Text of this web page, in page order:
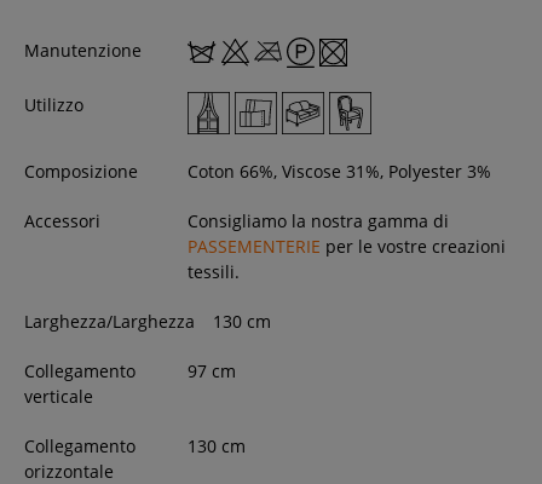
Manutenzione
Utilizzo
Composizione Coton 66%, Viscose 31%, Polyester 3%
Accessori
Consigliamo la nostra gamma di
PASSEMENTERIE per le vostre creazioni
tessili.
Larghezza/Larghezza 130 cm
Collegamento
verticale
97 cm
Collegamento
orizzontale
130 cm